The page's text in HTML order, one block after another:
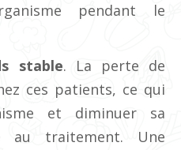
pendant le
stable. La perte de
ces patients, ce qui
et diminuer sa
au traitement. Une